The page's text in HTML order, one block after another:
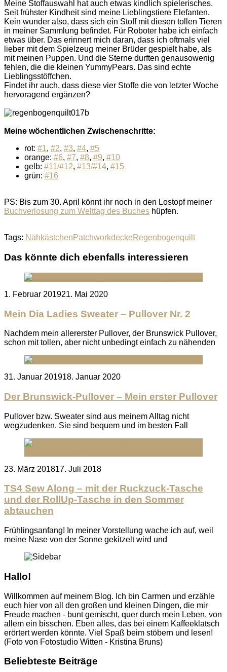
Meine Stoffauswahl hat auch etwas kindlich spielerisches.
Seit frühster Kindheit sind meine Lieblingstiere Elefanten.
Kein wunder also, dass sich ein Stoff mit diesen tollen Tieren
in meiner Sammlung befindet. Für Roboter habe ich einfach
etwas über. Das erinnert mich daran, dass ich oftmals viel
lieber mit dem Spielzeug meiner Brüder gespielt habe, als
mit meinen Puppen. Und die Sterne durften genausowenig
fehlen, die die kleinen YummyPears. Das sind echte
Lieblingsstöffchen.
Findet ihr auch, dass diese vier Stoffe die von letzter Woche
hervoragend ergänzen?
Meine wöchentlichen Zwischenschritte:
rot: #1, #2, #3, #4, #5
orange: #6, #7, #8, #9, #10
gelb: #11/#12, #13/#14, #15
grün: #16
PS: Bis zum 30. April könnt ihr noch in den Lostopf meiner
Buchverlosung zum Welttag des Buches hüpfen.
Tags: NähkästchenPatchworkdeckeRegenbogenquilt
Das könnte dich ebenfalls interessieren
Posted
1. Februar 201921. Mai 2020
Mein Dia Ladies Sweater – Pullover Nr. 2
Nachdem mein allererster Pullover, der Brunswick Pullover,
schon mit tollen, aber nicht unbedingt einfach zu nähenden
Posted
31. Januar 201918. Januar 2020
Der Brunswick-Pullover – Mein erster Pullover
Pullover bzw. Sweater sind aus meinem Alltag nicht
wegzudenken. Sie sind bequem und im besten Fall
Posted
23. März 201817. Juli 2018
TS4 Sew Along – mit der Ruckzuck-Tasche
und der RollUp-Tasche in den Sommer
abtauchen
Frühlingsanfang! In meiner Vorstellung wache ich auf, weil
meine Nase von der Sonne gekitzelt wird und
Hallo!
Willkommen auf meinem Blog. Ich bin Carmen und erzähle
euch hier von all den großen und kleinen Dingen, die mir
Freude machen - bunt gemischt, quer durch mein Leben, von
allem ein bisschen. Eben alles, das bei einem Kaffeeklatsch
erörtert werden könnte. Viel Spaß beim stöbern und lesen!
(Foto von Fotostudio Witten - Kristina Bruns)
Beliebteste Beiträge